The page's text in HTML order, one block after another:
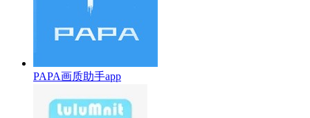
PAPA画质助手app